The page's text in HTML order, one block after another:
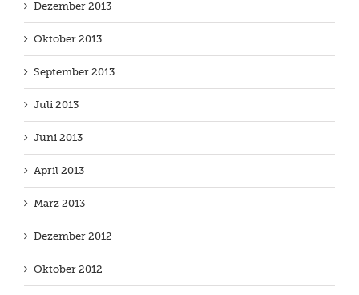
Dezember 2013
Oktober 2013
September 2013
Juli 2013
Juni 2013
April 2013
März 2013
Dezember 2012
Oktober 2012